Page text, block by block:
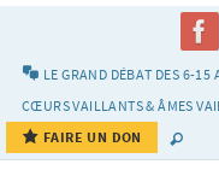
LE GRAND DÉBAT DES 6-15
CŒURS VAILLANTS & ÂMES
FAIRE UN DON